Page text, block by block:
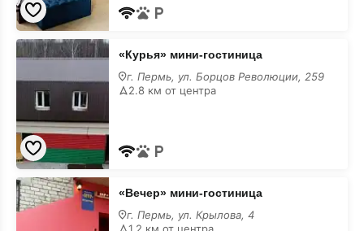
«Курья»
мини-
с
завтраком
«Курья» мини-гостиница
г. Пермь, ул. Борцов Революции, 259
2.8 км от центра
«Вечер»
мини-
гостиница
«Вечер» мини-гостиница
г. Пермь, ул. Крылова, 4
1.2 км от центра